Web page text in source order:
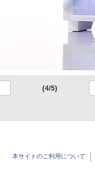
(4/5)
本サイトのご利用について